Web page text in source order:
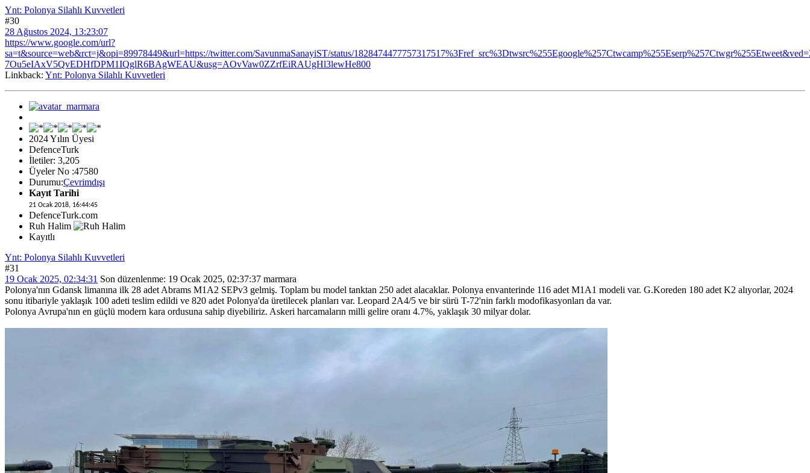
Ynt: Polonya Silahlı Kuvvetleri
#30
28 Ağustos 2024, 13:23:07
https://www.google.com/url?
sa=t&source=web&rct=j&opi=89978449&url=https://twitter.com/SavunmaSanayiST/status/
7Ou5eIAxV5QvEDHfDPM1IQglR6BAgWEAU&usg=AOvVaw0ZZrfEiRAUgHl3lewHe800
Linkback: Ynt: Polonya Silahlı Kuvvetleri
2024 Yılın Üyesi
DefenceTurk
İletiler: 3,205
Üyeler No :47580
Durumu:Çevrimdışı
Kayıt Tarihi
21 Ocak 2018, 16:44:45
DefenceTurk.com
Ruh Halim
Kayıtlı
Ynt: Polonya Silahlı Kuvvetleri
#31
19 Ocak 2025, 02:34:31 Son düzenlenme: 19 Ocak 2025, 02:37:37 marmara
Polonya'nın Gdansk limanına ilk 28 adet Abrams M1A2 SEPv3 gelmiş. Toplam bu model tanktan 250 adet alacaklar. Polonya envanterinde 116 adet M1A1 modeli var. G.Koreden 180 adet K2 alıyorlar, 2024
sonu itibariyle yaklaşık 100 adeti teslim edildi ve 820 adet Polonya'da üretilecek planları var. Leopard 2A4/5 ve bir sürü T-72'nin farklı modofikasyonları da var.
Polonya Avrupa'nın en güçlü modern kara ordusuna sahip diyebiliriz. Askeri harcamaların milli gelire oranı 4.7%, yaklaşık 30 milyar dolar.